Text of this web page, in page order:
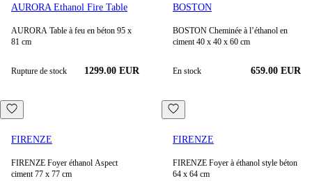
AURORA Ethanol Fire Table
AURORA Table à feu en béton 95 x
81 cm
Rupture de stock 1299.00 EUR
BOSTON
BOSTON Cheminée à l’éthanol en
ciment 40 x 40 x 60 cm
En stock 659.00 EUR
FIRENZE
FIRENZE Foyer éthanol Aspect
ciment 77 x 77 cm
FIRENZE
FIRENZE Foyer à éthanol style béton
64 x 64 cm